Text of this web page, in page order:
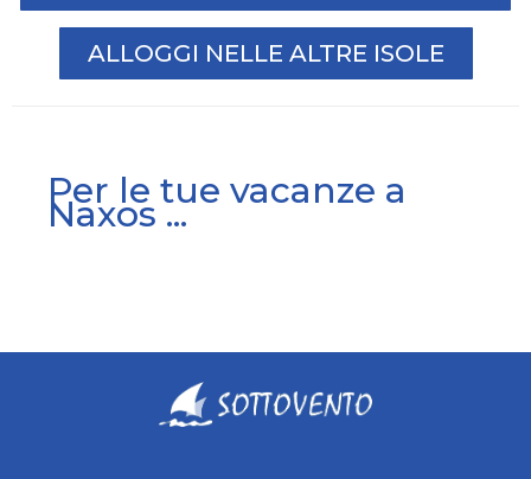
ALLOGGI NELLE ALTRE ISOLE
Per le tue vacanze a
Naxos ...